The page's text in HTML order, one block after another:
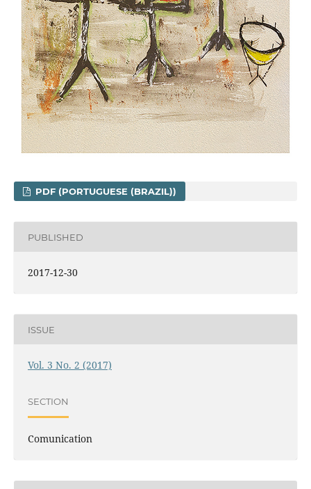
PDF (PORTUGUESE (BRAZIL))
PUBLISHED
2017-12-30
ISSUE
Vol. 3 No. 2 (2017)
SECTION
Comunication